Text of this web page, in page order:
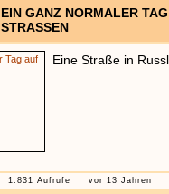
EIN GANZ NORMALER
STRASSEN
Eine Straße in
1.831 Aufrufe vor 13 Jahren